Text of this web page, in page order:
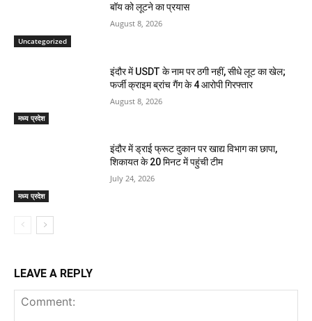
Uncategorized
बॉय को लूटने का प्रयास
August 8, 2026
मध्य प्रदेश
इंदौर में USDT के नाम पर ठगी नहीं, सीधे लूट का खेल;
फर्जी क्राइम ब्रांच गैंग के 4 आरोपी गिरफ्तार
August 8, 2026
मध्य प्रदेश
इंदौर में ड्राई फ्रूट दुकान पर खाद्य विभाग का छापा,
शिकायत के 20 मिनट में पहुंची टीम
July 24, 2026
LEAVE A REPLY